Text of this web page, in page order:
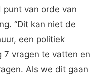
punt van orde van
“Dit kan niet de
een politiek
7 vragen te vatten en
Als we dit gaan